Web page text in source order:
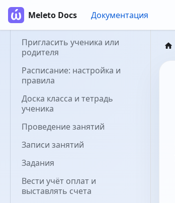
Meleto Docs Документация
Преподавателю
Создание класса
Пригласить ученика или
родителя
Расписание: настройка и
правила
Доска класса и тетрадь
ученика
Проведение занятий
Записи занятий
Задания
Вести учёт оплат и
выставлять счета